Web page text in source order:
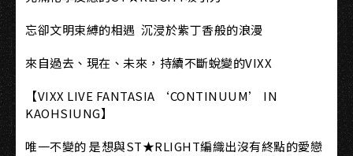
忘卻文明束縛的相遇 沉浸於紫丁香般的浪漫
來自過去、現在、未來，持續不斷蛻變的VIXX
【VIXX LIVE FANTASIA ‘CONTINUUM’ IN
KAOHSIUNG】
唯一不變的 是想與ST★RLIGHT編織出沒有終點的愛戀